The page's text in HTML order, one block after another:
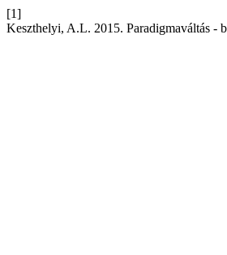
[1]
Keszthelyi, A.L. 2015. Paradigmaváltás -